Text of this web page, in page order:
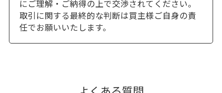
にご理解・ご納得の上で交渉されてください。
取引に関する最終的な判断は買主様ご自身の責
任でお願いいたします。